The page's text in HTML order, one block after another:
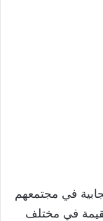
في مجتمعهم
في مختلف